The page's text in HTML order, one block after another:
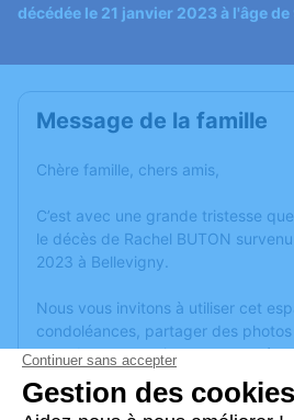
décédée le 21 janvier 2023 à l'âge de
Message de la famille
Chère famille, chers amis,
C’est avec une grande tristesse
le décès de Rachel BUTON
2023 à Bellevigny.
Nous vous invitons à utiliser cet
condoléances, partager des
anecdote ou exprimer vos
ou des textes. Cet endroit est un
honorer la mémoire de Rachel